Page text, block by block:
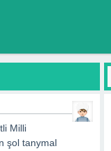
Milli
şol tanymal